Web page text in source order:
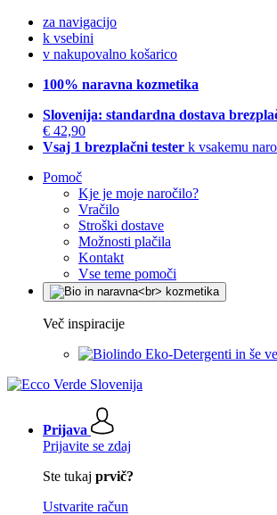
za navigacijo
k vsebini
v nakupovalno košarico
100% naravna kozmetika
Slovenija: standardna dostava
€ 42,90
Vsaj 1 brezplačni tester k vsakemu
Pomoč
Kje je moje naročilo?
Vračilo
Stroški dostave
Možnosti plačila
Kontakt
Vse teme pomoči
Več inspiracije
Eko-Detergenti in še
Prijava
Prijavite se zdaj
Ste tukaj prvič?
Ustvarite račun